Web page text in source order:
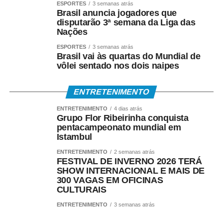
público e a sociedade, permitindo que empresas e
instituições contribuam diretamente para a melhoria dos
espaços urbanos e para a qualidade de vida da
Mais informações
Período de inscrições: 3 a 21 de agosto de 2026.
E-mail:[email protected]
WhatsApp: (66) 3498-1730
ESPORTES 3 semanas atrás
Brasil anuncia jogadores que
disputarão 3ª semana da Liga das
Nações
ESPORTES 3 semanas atrás
Brasil vai às quartas do Mundial de
vôlei sentado nos dois naipes
ENTRETENIMENTO
ENTRETENIMENTO 4 dias atrás
Grupo Flor Ribeirinha conquista
pentacampeonato mundial em
Istambul
ENTRETENIMENTO 2 semanas atrás
FESTIVAL DE INVERNO 2026 TERÁ
SHOW INTERNACIONAL E MAIS DE
300 VAGAS EM OFICINAS
CULTURAIS
ENTRETENIMENTO 3 semanas atrás